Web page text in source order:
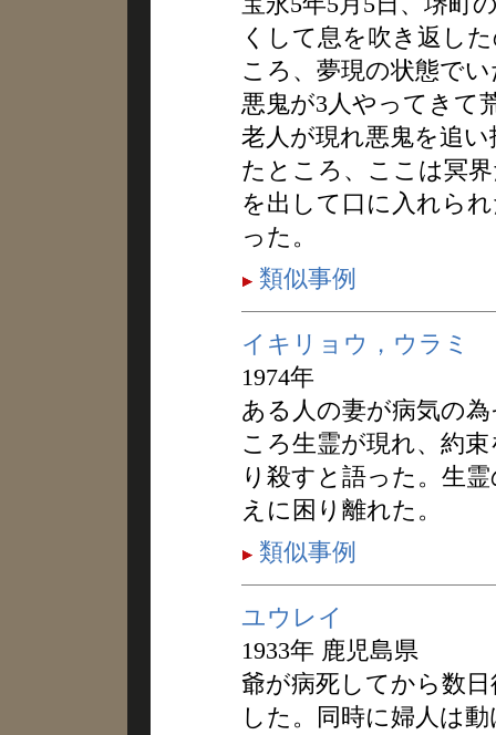
くして息を吹き返し
ころ、夢現の状態で
悪鬼が3人やってきて
老人が現れ悪鬼を追
たところ、ここは冥
を出して口に入れら
った。
類似事例
イキリョウ，ウラミ
1974年
ある人の妻が病気の
ころ生霊が現れ、約
り殺すと語った。生
えに困り離れた。
類似事例
ユウレイ
1933年 鹿児島県
爺が病死してから数
した。同時に婦人は